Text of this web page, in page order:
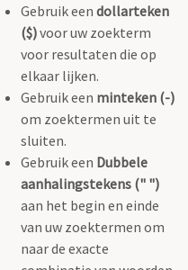
Gebruik een dollarteken
($)voor uw zoekterm
voor resultaten die op
elkaar lijken.
Gebruik een minteken (-)
om zoektermen uit te
sluiten.
Gebruik een Dubbele
aanhalingstekens (" ")
aan het begin en einde
van uw zoektermen om
naar de exacte